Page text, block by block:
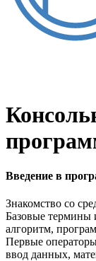
Введение в
Знакомство со
Базовые термины
алгоритм,
Первые
ввод данных,